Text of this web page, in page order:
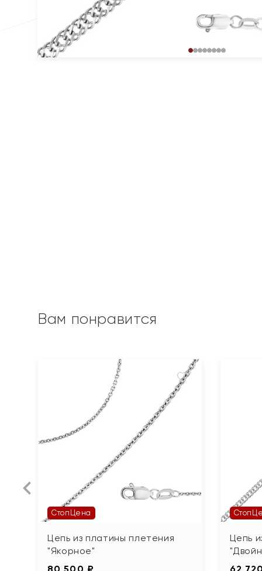
Вам понравится
СтопЦена
Цепь из платины плетения
"Якорное"
80 500 ₽
Цепь
62